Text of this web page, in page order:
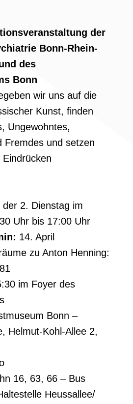
der
Bonn-Rhein-
des
Bonn
wir uns auf die
Kunst, finden
Ungewohntes,
Fremdes und setzen
der 2. Dienstag im
Uhr bis 17:00 Uhr
14. April
zu Anton Henning:
im Foyer des
Bonn –
Helmut-Kohl-Allee 2,
16, 63, 66 – Bus
Heussallee/